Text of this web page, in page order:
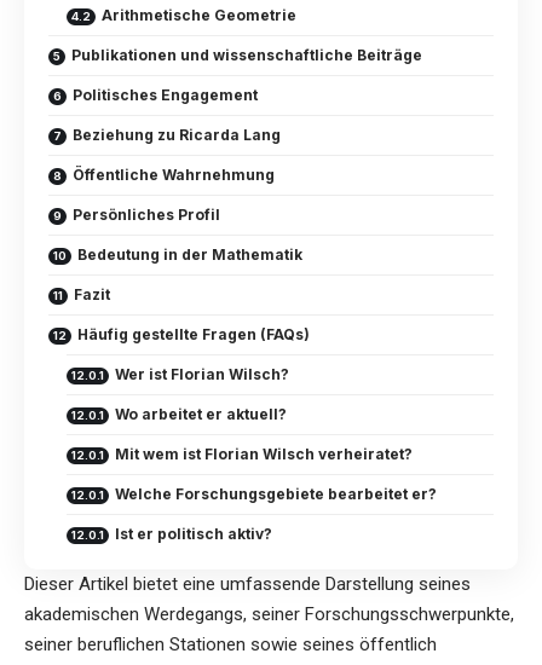
Arithmetische Geometrie
Publikationen und wissenschaftliche Beiträge
Politisches Engagement
Beziehung zu Ricarda Lang
Öffentliche Wahrnehmung
Persönliches Profil
Bedeutung in der Mathematik
Fazit
Häufig gestellte Fragen (FAQs)
Wer ist Florian Wilsch?
Wo arbeitet er aktuell?
Mit wem ist Florian Wilsch verheiratet?
Welche Forschungsgebiete bearbeitet er?
Ist er politisch aktiv?
Dieser Artikel bietet eine umfassende Darstellung seines
akademischen Werdegangs, seiner Forschungsschwerpunkte,
seiner beruflichen Stationen sowie seines öffentlich